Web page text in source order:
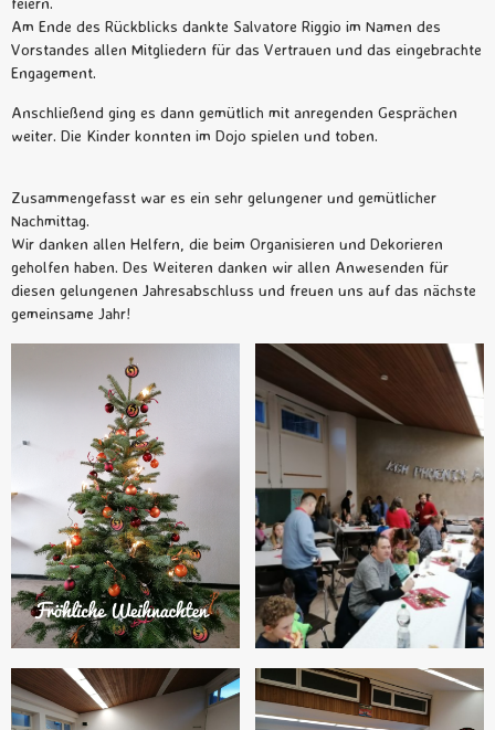
Am Ende des Rückblicks dankte Salvatore Riggio im Namen des
Vorstandes allen Mitgliedern für das Vertrauen und das eingebrachte
Engagement.
Anschließend ging es dann gemütlich mit anregenden Gesprächen
weiter. Die Kinder konnten im Dojo spielen und toben.
Zusammengefasst war es ein sehr gelungener und gemütlicher
Nachmittag.
Wir danken allen Helfern, die beim Organisieren und Dekorieren
geholfen haben. Des Weiteren danken wir allen Anwesenden für
diesen gelungenen Jahresabschluss und freuen uns auf das nächste
gemeinsame Jahr!